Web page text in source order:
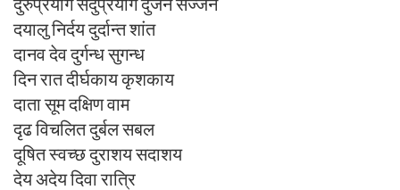
दयालु निर्दय दुर्दान्त शांत
दानव देव दुर्गन्ध सुगन्ध
दिन रात दीर्घकाय कृशकाय
दाता सूम दक्षिण वाम
दृढ विचलित दुर्बल सबल
दूषित स्वच्छ दुराशय सदाशय
देय अदेय दिवा रात्रि